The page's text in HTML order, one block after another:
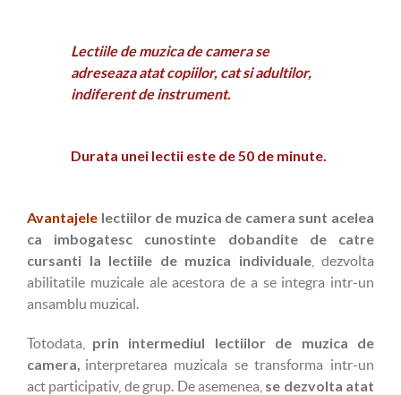
Lectiile de muzica de camera se
adreseaza atat copiilor, cat si adultilor,
indiferent de instrument.
Durata unei lectii este de 50 de minute.
Avantajele lectiilor de muzica de camera sunt acelea
ca imbogatesc cunostinte dobandite de catre
cursanti la lectiile de muzica individuale, dezvolta
abilitatile muzicale ale acestora de a se integra intr-un
ansamblu muzical.
Totodata, prin intermediul lectiilor de muzica de
camera, interpretarea muzicala se transforma intr-un
act participativ, de grup. De asemenea, se dezvolta atat